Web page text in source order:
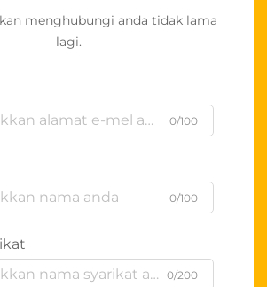
menghubungi anda tidak lama
lagi.
0/100
0/100
0/200